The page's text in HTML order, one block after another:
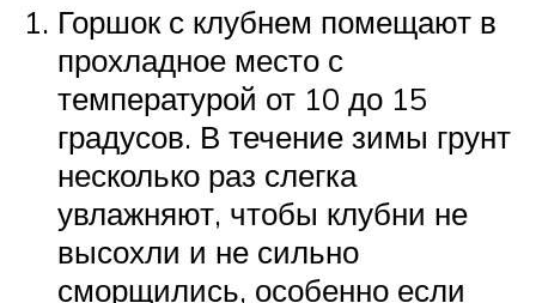
Горшок с клубнем помещают в
прохладное место с
температурой от 10 до 15
градусов. В течение зимы грунт
несколько раз слегка
увлажняют, чтобы клубни не
высохли и не сильно
сморщились, особенно если